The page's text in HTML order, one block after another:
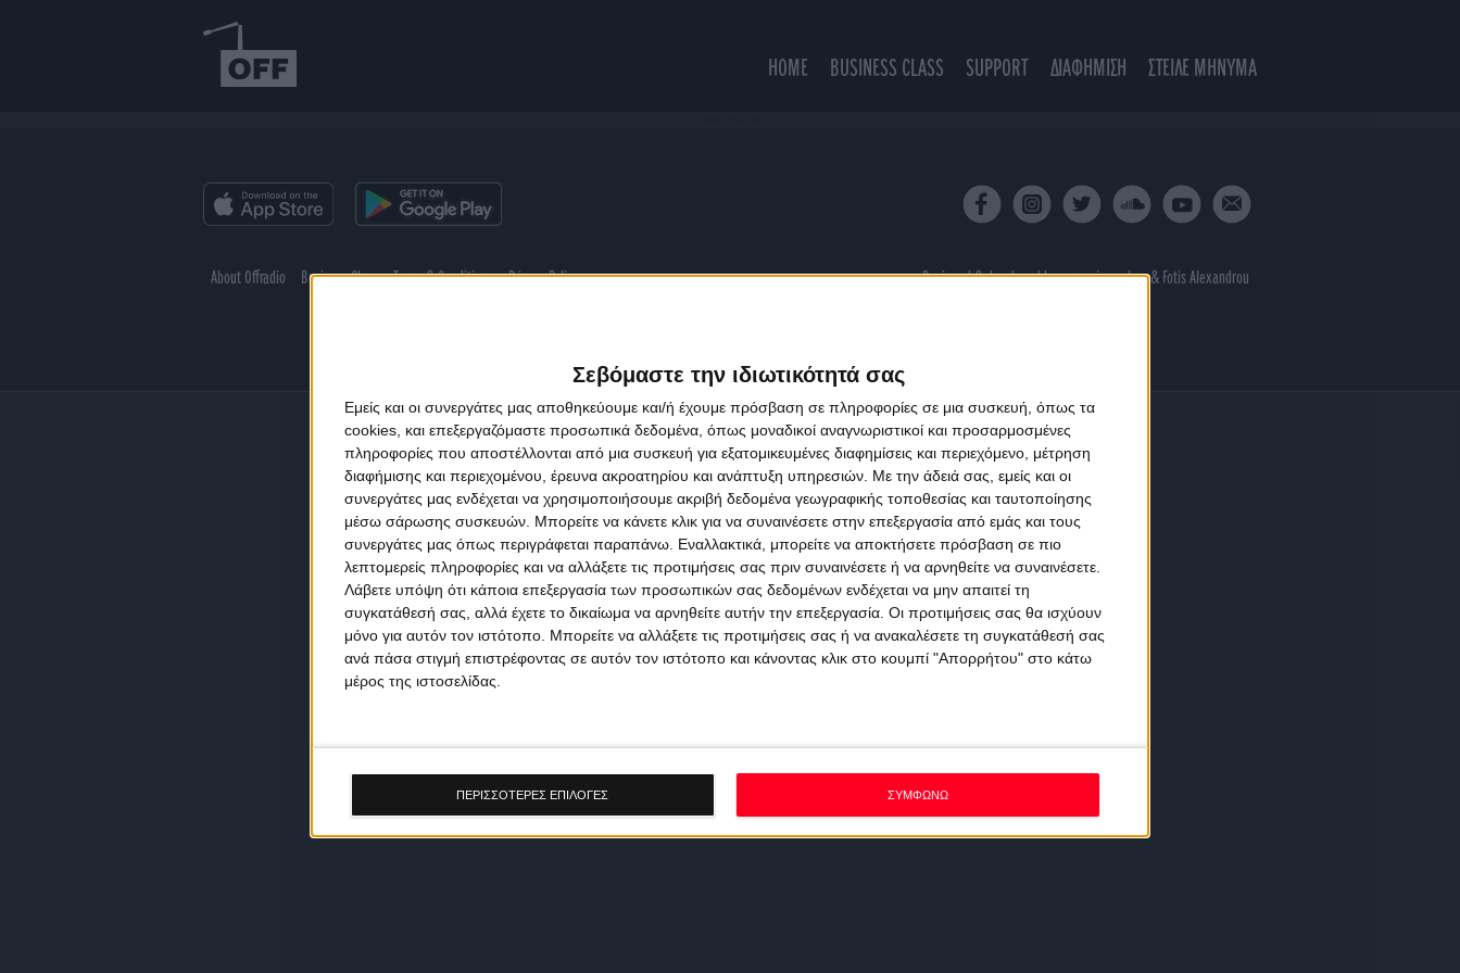
Σεβόμαστε την ιδιωτικότητά σας
Εμείς και οι συνεργάτες μας αποθηκεύουμε και/ή έχουμε πρόσβαση σε πληροφορίες σε μια συσκευή, όπως τα
cookies, και επεξεργαζόμαστε προσωπικά δεδομένα, όπως μοναδικοί αναγνωριστικοί και προσαρμοσμένες
πληροφορίες που αποστέλλονται από μια συσκευή για εξατομικευμένες διαφημίσεις και περιεχόμενο, μέτρηση
διαφήμισης και περιεχομένου, έρευνα ακροατηρίου και ανάπτυξη υπηρεσιών. Με την άδειά σας, εμείς και οι
συνεργάτες μας ενδέχεται να χρησιμοποιήσουμε ακριβή δεδομένα γεωγραφικής τοποθεσίας και ταυτοποίησης
μέσω σάρωσης συσκευών. Μπορείτε να κάνετε κλικ για να συναινέσετε στην επεξεργασία από εμάς και τους
συνεργάτες μας όπως περιγράφεται παραπάνω. Εναλλακτικά, μπορείτε να αποκτήσετε πρόσβαση σε πιο
λεπτομερείς πληροφορίες και να αλλάξετε τις προτιμήσεις σας πριν συναινέσετε ή να αρνηθείτε να συναινέσετε.
Λάβετε υπόψη ότι κάποια επεξεργασία των προσωπικών σας δεδομένων ενδέχεται να μην απαιτεί τη
συγκατάθεσή σας, αλλά έχετε το δικαίωμα να αρνηθείτε αυτήν την επεξεργασία. Οι προτιμήσεις σας θα ισχύουν
μόνο για αυτόν τον ιστότοπο. Μπορείτε να αλλάξετε τις προτιμήσεις σας ή να ανακαλέσετε τη συγκατάθεσή σας
ανά πάσα στιγμή επιστρέφοντας σε αυτόν τον ιστότοπο και κάνοντας κλικ στο κουμπί "Απορρήτου" στο κάτω
μέρος της ιστοσελίδας.
ΠΕΡΙΣΣΟΤΕΡΕΣ ΕΠΙΛΟΓΕΣ ΣΥΜΦΩΝΩ
HOME BUSINESS CLASS SUPPORT ΔΙΑΦΗΜΙΣΗ ΣΤΕΙΛΕ ΜΗΝΥΜΑ
About Offradio Business Class Terms & Conditions Privacy Policy Designed & developed byporcupine colors& Fotis Alexandrou